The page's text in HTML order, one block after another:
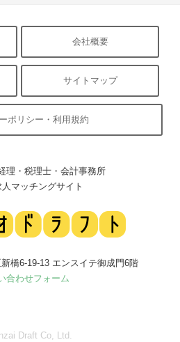
会社概要
サイトマップ
ポリシー・利用規約
理・税理士・会計事務所
マッチングサイト
橋6-19-13 エンスイテ御成門6階
合わせフォーム
Draft Co, Ltd.